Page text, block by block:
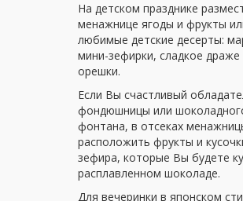
На детском празднике
менажнице ягоды и фрукты
любимые детские десерты:
мини-зефирки, сладкое драже
орешки.
Если Вы счастливый
фондюшницы или
фонтана, в отсеках
расположить фрукты и
зефира, которые Вы будете
расплавленном шоколаде.
Для вечеринки в японском